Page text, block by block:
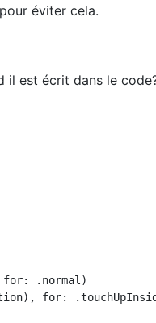
éviter cela.
il est écrit dans le
.normal)
for: